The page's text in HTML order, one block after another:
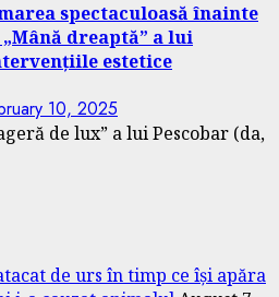
spectaculoasă înainte
dreaptă” a lui
estetice
10, 2025
de lux” a lui Pescobar (da,
de urs în timp ce își apăra